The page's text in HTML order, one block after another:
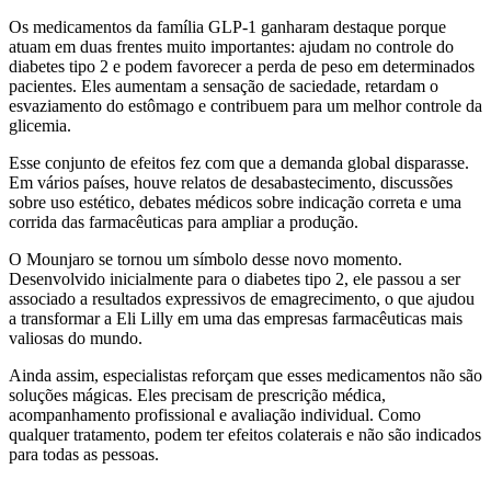
Os medicamentos da família GLP-1 ganharam destaque porque
atuam em duas frentes muito importantes: ajudam no controle do
diabetes tipo 2 e podem favorecer a perda de peso em determinados
pacientes. Eles aumentam a sensação de saciedade, retardam o
esvaziamento do estômago e contribuem para um melhor controle da
glicemia.
Esse conjunto de efeitos fez com que a demanda global disparasse.
Em vários países, houve relatos de desabastecimento, discussões
sobre uso estético, debates médicos sobre indicação correta e uma
corrida das farmacêuticas para ampliar a produção.
O Mounjaro se tornou um símbolo desse novo momento.
Desenvolvido inicialmente para o diabetes tipo 2, ele passou a ser
associado a resultados expressivos de emagrecimento, o que ajudou
a transformar a Eli Lilly em uma das empresas farmacêuticas mais
valiosas do mundo.
Ainda assim, especialistas reforçam que esses medicamentos não são
soluções mágicas. Eles precisam de prescrição médica,
acompanhamento profissional e avaliação individual. Como
qualquer tratamento, podem ter efeitos colaterais e não são indicados
para todas as pessoas.